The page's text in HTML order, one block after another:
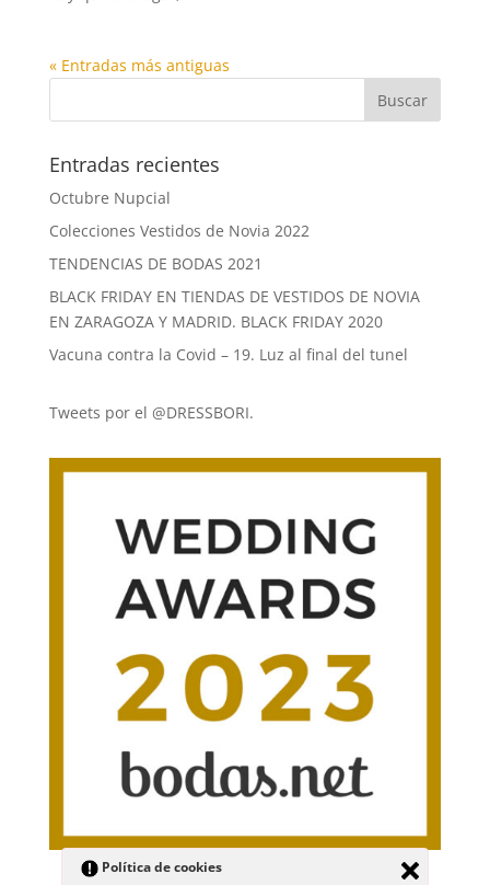
« Entradas más antiguas
Entradas recientes
Octubre Nupcial
Colecciones Vestidos de Novia 2022
TENDENCIAS DE BODAS 2021
BLACK FRIDAY EN TIENDAS DE VESTIDOS DE NOVIA
EN ZARAGOZA Y MADRID. BLACK FRIDAY 2020
Vacuna contra la Covid – 19. Luz al final del tunel
Tweets por el @DRESSBORI.
Política de cookies